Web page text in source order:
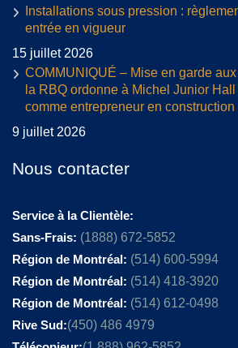
Installations sous pression :
entrée en vigueur
15 juillet 2026
COMMUNIQUÉ – Mise en garde
la RBQ ordonne à Michel Junior Hall
comme entrepreneur en construction
9 juillet 2026
Nous contacter
Service à la Clientèle:
Sans-Frais: (1888) 672-5852
Région de Montréal: (514) 600-5994
Région de Montréal: (514) 418-3920
Région de Montréal: (514) 612-0498
Rive Sud:(450) 486 4979